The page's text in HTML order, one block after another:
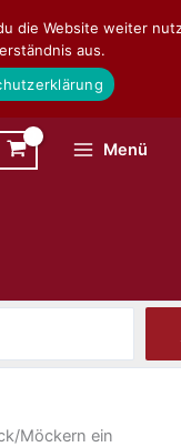
Menü
Möckern ein
die Website weiter
aus.